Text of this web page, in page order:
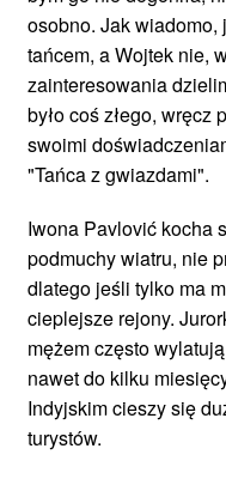
osobno. Jak
tańcem, a Wojtek nie,
zainteresowania
było coś złego,
swoimi
"Tańca z gwiazdami".
Iwona Pavlović kocha
podmuchy wiatru, nie
dlatego jeśli tylko ma
cieplejsze rejony.
mężem często
nawet do kilku
Indyjskim cieszy się
turystów.